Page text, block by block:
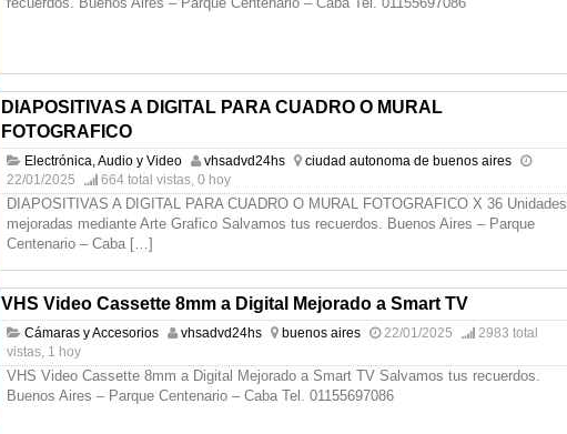
DIAPOSITIVAS A DIGITAL PARA CUADRO O MURAL
FOTOGRAFICO
Electrónica, Audio y Video vhsadvd24hs
ciudad autonoma de buenos aires
22/01/2025
664 total vistas, 0 hoy
DIAPOSITIVAS A DIGITAL PARA CUADRO O MURAL FOTOGRAFICO X 36 Unidades
mejoradas mediante Arte Grafico Salvamos tus recuerdos. Buenos Aires – Parque
Centenario – Caba […]
VHS Video Cassette 8mm a Digital Mejorado a Smart TV
Cámaras y Accesorios vhsadvd24hs buenos aires 22/01/2025
2983 total
vistas, 1 hoy
VHS Video Cassette 8mm a Digital Mejorado a Smart TV Salvamos tus recuerdos.
Buenos Aires – Parque Centenario – Caba Tel. 01155697086